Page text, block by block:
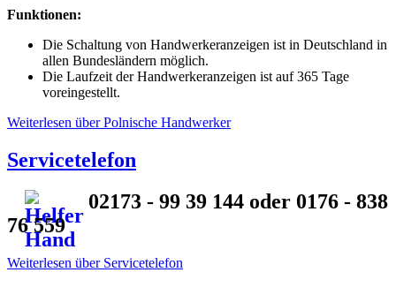
Funktionen:
Die Schaltung von Handwerkeranzeigen ist in Deutschland in
allen Bundesländern möglich.
Die Laufzeit der Handwerkeranzeigen ist auf 365 Tage
voreingestellt.
Weiterlesen über Polnische Handwerker
Servicetelefon
02173 - 99 39 144 oder 0176 - 838
76 559
Weiterlesen über Servicetelefon